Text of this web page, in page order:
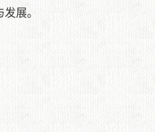
展。